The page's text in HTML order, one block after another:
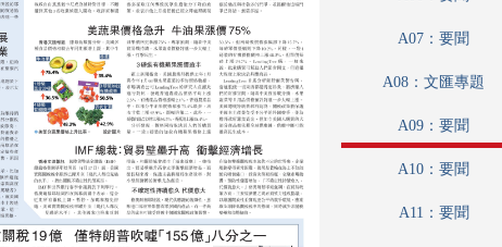
A07：要聞
A08：文匯專題
A09：要聞
A10：要聞
A11：要聞